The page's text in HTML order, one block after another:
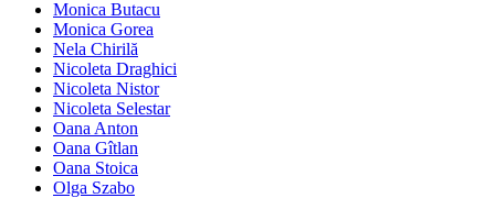
Monica Butacu
Monica Gorea
Nela Chirilă
Nicoleta Draghici
Nicoleta Nistor
Nicoleta Selestar
Oana Anton
Oana Gîtlan
Oana Stoica
Olga Szabo